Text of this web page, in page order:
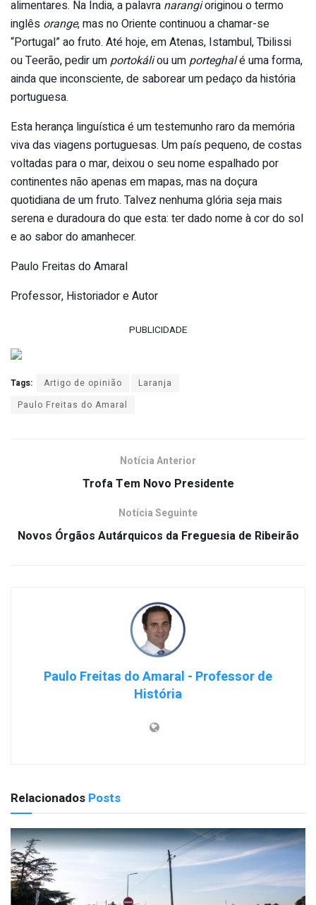
alimentares. Na Índia, a palavra narangioriginou o termo
inglês orange, mas no Oriente continuou a chamar-se
“Portugal” ao fruto. Até hoje, em Atenas, Istambul, Tbilissi
ou Teerão, pedir um portokáliou um porteghalé uma forma,
ainda que inconsciente, de saborear um pedaço da história
portuguesa.
Esta herança linguística é um testemunho raro da memória
viva das viagens portuguesas. Um país pequeno, de costas
voltadas para o mar, deixou o seu nome espalhado por
continentes não apenas em mapas, mas na doçura
quotidiana de um fruto. Talvez nenhuma glória seja mais
serena e duradoura do que esta: ter dado nome à cor do sol
e ao sabor do amanhecer.
Paulo Freitas do Amaral
Professor, Historiador e Autor
PUBLICIDADE
Tags: Artigo de opinião
Laranja
Paulo Freitas do Amaral
Notícia Anterior
Trofa Tem Novo Presidente
Notícia Seguinte
Novos Órgãos Autárquicos da Freguesia de Ribeirão
Paulo Freitas do Amaral - Professor de
História
Relacionados Posts